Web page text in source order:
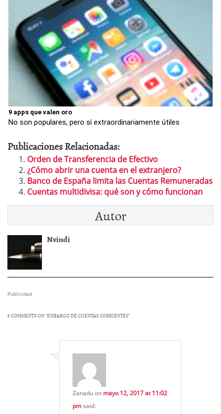
9 apps que valen oro
No son populares, pero sí extraordinariamente útiles
Publicaciones Relacionadas:
Orden de Transferencia de Efectivo
¿Cómo abrir una cuenta en el extranjero?
Banco de España limita las Cuentas Remuneradas
Cuentas multidivisa: qué son y cómo funcionan
Autor
Nvindi
Publicidad
8 COMMENTS ON “EMBARGO DE CUENTAS CORRIENTES”
Zanaduon mayo 12, 2017 at 11:02
pmsaid: